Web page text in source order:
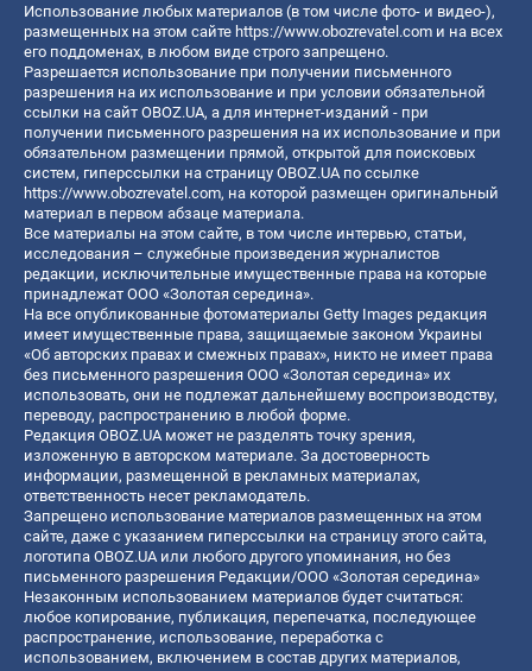
Использование любых материалов (в том числе фото- и видео-),
размещенных на этом сайте https://www.obozrevatel.com и на всех
его поддоменах, в любом виде строго запрещено.
Разрешается использование при получении письменного
разрешения на их использование и при условии обязательной
ссылки на сайт OBOZ.UA, а для интернет-изданий - при
получении письменного разрешения на их использование и при
обязательном размещении прямой, открытой для поисковых
систем, гиперссылки на страницу OBOZ.UA по ссылке
https://www.obozrevatel.com, на которой размещен оригинальный
материал в первом абзаце материала.
Все материалы на этом сайте, в том числе интервью, статьи,
исследования – служебные произведения журналистов
редакции, исключительные имущественные права на которые
принадлежат ООО «Золотая середина».
На все опубликованные фотоматериалы Getty Images редакция
имеет имущественные права, защищаемые законом Украины
«Об авторских правах и смежных правах», никто не имеет права
без письменного разрешения ООО «Золотая середина» их
использовать, они не подлежат дальнейшему воспроизводству,
переводу, распространению в любой форме.
Редакция OBOZ.UA может не разделять точку зрения,
изложенную в авторском материале. За достоверность
информации, размещенной в рекламных материалах,
ответственность несет рекламодатель.
Запрещено использование материалов размещенных на этом
сайте, даже с указанием гиперссылки на страницу этого сайта,
логотипа OBOZ.UA или любого другого упоминания, но без
письменного разрешения Редакции/ООО «Золотая середина»
Незаконным использованием материалов будет считаться:
любое копирование, публикация, перепечатка, последующее
распространение, использование, переработка с
использованием, включением в состав других материалов,